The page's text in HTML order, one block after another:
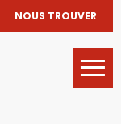
NOUS TROUVER